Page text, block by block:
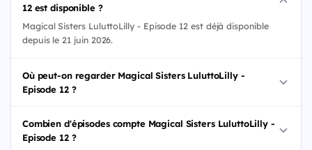
12 est disponible ?
Magical Sisters LuluttoLilly - Episode 12 est déjà disponible
depuis le 21 juin 2026.
Où peut-on regarder Magical Sisters LuluttoLilly -
Episode 12 ?
Combien d'épisodes compte Magical Sisters LuluttoLilly -
Episode 12 ?